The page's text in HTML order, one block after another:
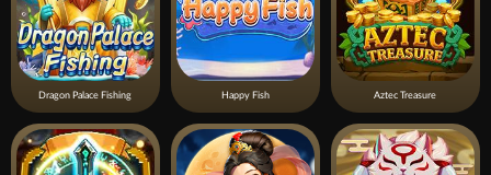
Dragon Palace Fishing Happy Fish Aztec Treasure